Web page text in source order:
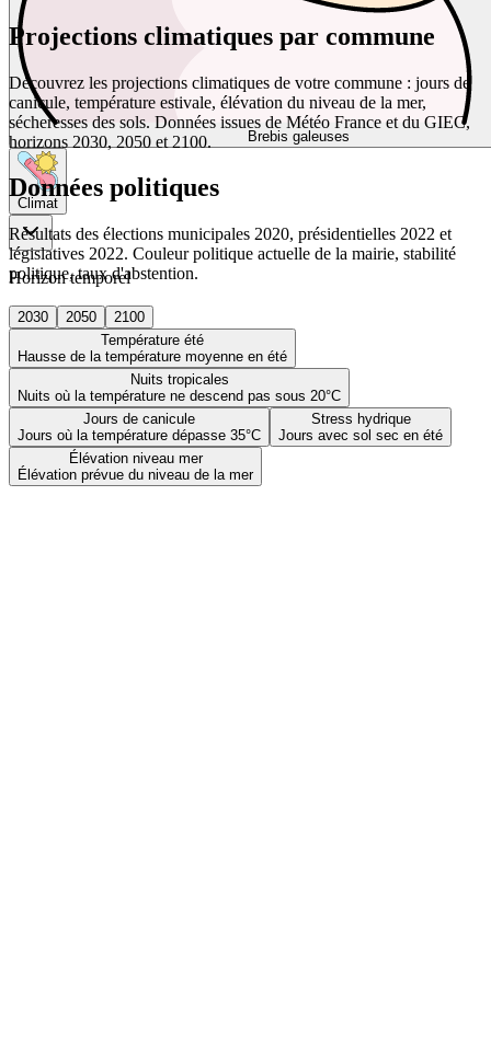
Brebis galeuses
Climat
Horizon temporel
2030 2050
2100
Température été
Hausse de la température moyenne en été
Nuits tropicales
Nuits où la température ne descend pas sous 20°C
Jours de canicule
Jours où la température dépasse 35°C
Stress hydrique
Jours avec sol sec en été
Élévation niveau mer
Élévation prévue du niveau de la mer
Projections climatiques par commune
Découvrez les projections climatiques de votre commune : jours de
canicule, température estivale, élévation du niveau de la mer,
sécheresses des sols. Données issues de Météo France et du GIEC,
horizons 2030, 2050 et 2100.
Données politiques
Résultats des élections municipales 2020, présidentielles 2022 et
législatives 2022. Couleur politique actuelle de la mairie, stabilité
politique, taux d'abstention.